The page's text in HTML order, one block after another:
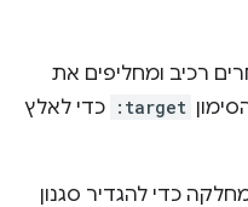
רכיב ומחליפים את
:target כדי לאלץ
כדי להגדיר סגנון